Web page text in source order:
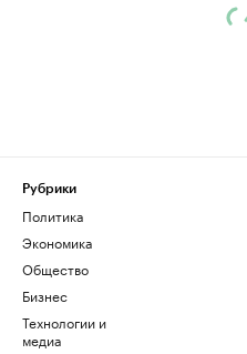
Рубрики
Политика
Экономика
Общество
Бизнес
Технологии и
медиа